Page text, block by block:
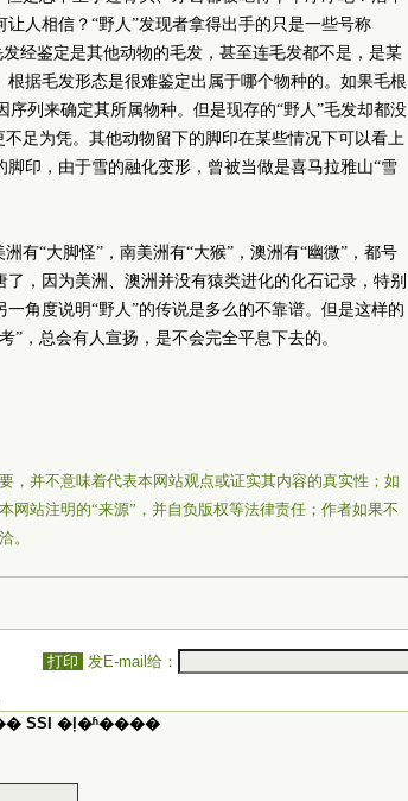
人相信？“野人”发现者拿得出手的只是一些号称
经鉴定是其他动物的毛发，甚至连毛发都不是，是某
据毛发形态是很难鉴定出属于哪个物种的。如果毛根
列来确定其所属物种。但是现存的“野人”毛发却都没
足为凭。其他动物留下的脚印在某些情况下可以看上
印，由于雪的融化变形，曾被当做是喜马拉雅山“雪
有“大脚怪”，南美洲有“大猴”，澳洲有“幽微”，都号
，因为美洲、澳洲并没有猿类进化的化石记录，特别
角度说明“野人”的传说是多么的不靠谱。但是这样的
”，总会有人宣扬，是不会完全平息下去的。
，并不意味着代表本网站观点或证实其内容的真实性；如
网站注明的“来源”，并自负版权等法律责任；作者如果不
。
打印 发E-mail给：
SSI �ļ�ʱ����